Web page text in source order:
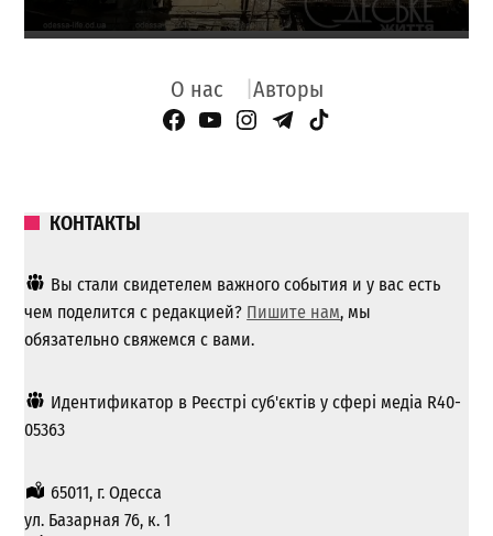
О нас Авторы
Facebook Page
YouTube
Instagram
Telegram
TikTok
КОНТАКТЫ
Вы стали свидетелем важного события и у вас есть
чем поделится с редакцией? Пишите нам, мы
обязательно свяжемся с вами.
Идентификатор в Реєстрі суб'єктів у сфері медіа R40-
05363
65011, г. Одесса
ул. Базарная 76, к. 1